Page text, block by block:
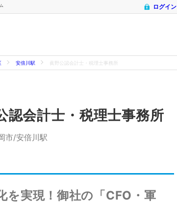
ログイン
安倍川駅 眞野公認会計士・税理士事務所
認会計士・税理士事務所
市/安倍川駅
を実現！御社の「CFO・軍